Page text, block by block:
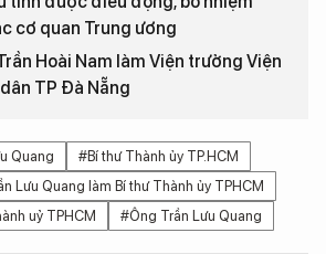
cơ quan Trung ương
Hoài Nam làm Viện trưởng Viện
TP Đà Nẵng
Quang
#Bí thư Thành ủy TP.HCM
Lưu Quang làm Bí thư Thành ủy TPHCM
uỷ TPHCM
#Ông Trần Lưu Quang